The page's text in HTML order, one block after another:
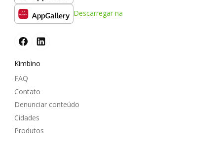
Descarregar na
Kimbino
FAQ
Contato
Denunciar conteúdo
Cidades
Produtos